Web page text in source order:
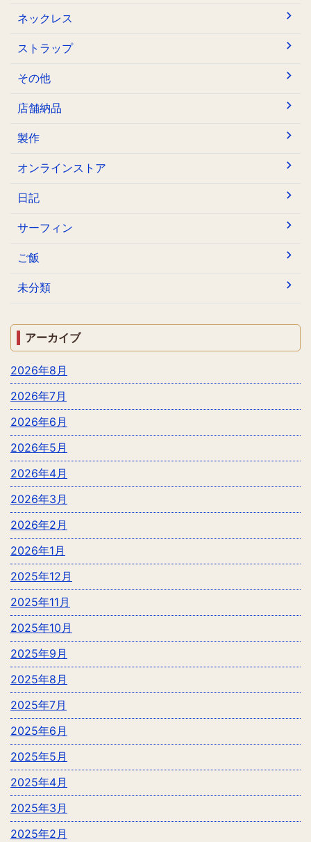
ネックレス
ストラップ
その他
店舗納品
製作
オンラインストア
日記
サーフィン
ご飯
未分類
アーカイブ
2026年8月
2026年7月
2026年6月
2026年5月
2026年4月
2026年3月
2026年2月
2026年1月
2025年12月
2025年11月
2025年10月
2025年9月
2025年8月
2025年7月
2025年6月
2025年5月
2025年4月
2025年3月
2025年2月